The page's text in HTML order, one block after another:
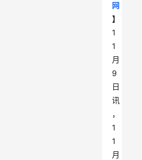
网
】
1
1
月
9
日
讯
，
1
1
月